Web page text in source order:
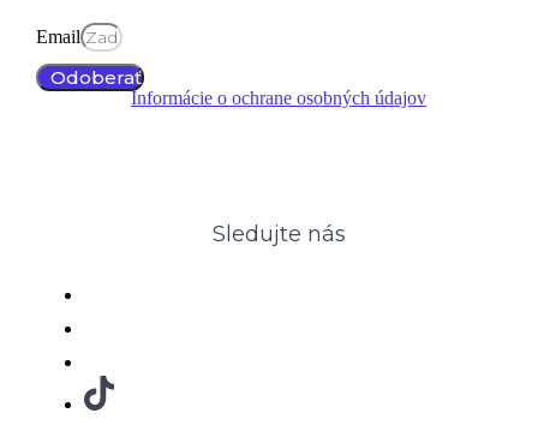
Email
Odoberať
Informácie o ochrane osobných údajov
Sledujte nás